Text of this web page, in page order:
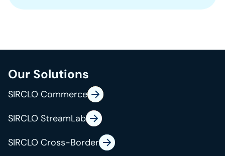
Our Solutions
SIRCLO Commerce
SIRCLO StreamLab
SIRCLO Cross-Border